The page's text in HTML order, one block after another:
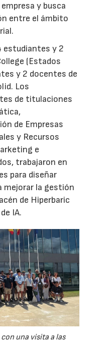
y busca
entre el ámbito
estudiantes y 2
(Estados
y 2 docentes de
Los
de titulaciones
de Empresas
y Recursos
e
trabajaron en
para diseñar
mejorar la gestión
de Hiperbaric
IA.
una visita a las